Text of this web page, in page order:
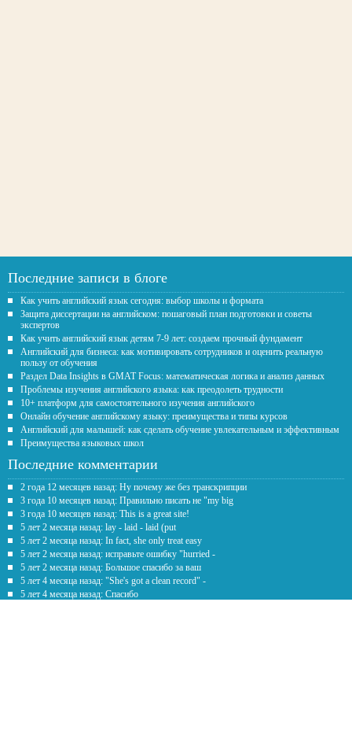
Последние записи в блоге
Как учить английский язык сегодня: выбор школы и формата
Защита диссертации на английском: пошаговый план подготовки и советы
экспертов
Как учить английский язык детям 7-9 лет: создаем прочный фундамент
Английский для бизнеса: как мотивировать сотрудников и оценить реальную
пользу от обучения
Раздел Data Insights в GMAT Focus: математическая логика и анализ данных
Проблемы изучения английского языка: как преодолеть трудности
10+ платформ для самостоятельного изучения английского
Онлайн обучение английскому языку: преимущества и типы курсов
Английский для малышей: как сделать обучение увлекательным и эффективным
Преимущества языковых школ
Последние комментарии
2 года 12 месяцев назад: Ну почему же без транскрипции
3 года 10 месяцев назад: Правильно писать не "my big
3 года 10 месяцев назад: This is a great site!
5 лет 2 месяца назад: lay - laid - laid (put
5 лет 2 месяца назад: In fact, she only treat easy
5 лет 2 месяца назад: исправьте ошибку "hurried -
5 лет 2 месяца назад: Большое спасибо за ваш
5 лет 4 месяца назад: "She's got a clean record" -
5 лет 4 месяца назад: Спасибо